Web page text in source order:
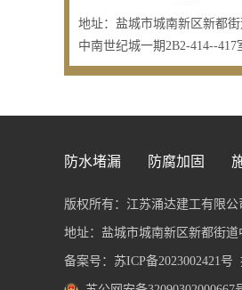
地址： 盐城市城南新区新都
中南世纪城一期2B2-414--417
防水堵漏 防腐加固
版权所有：江苏涌达建工有限公
地址：盐城市城南新区新都街道
备案号： 苏ICP备2023002421号